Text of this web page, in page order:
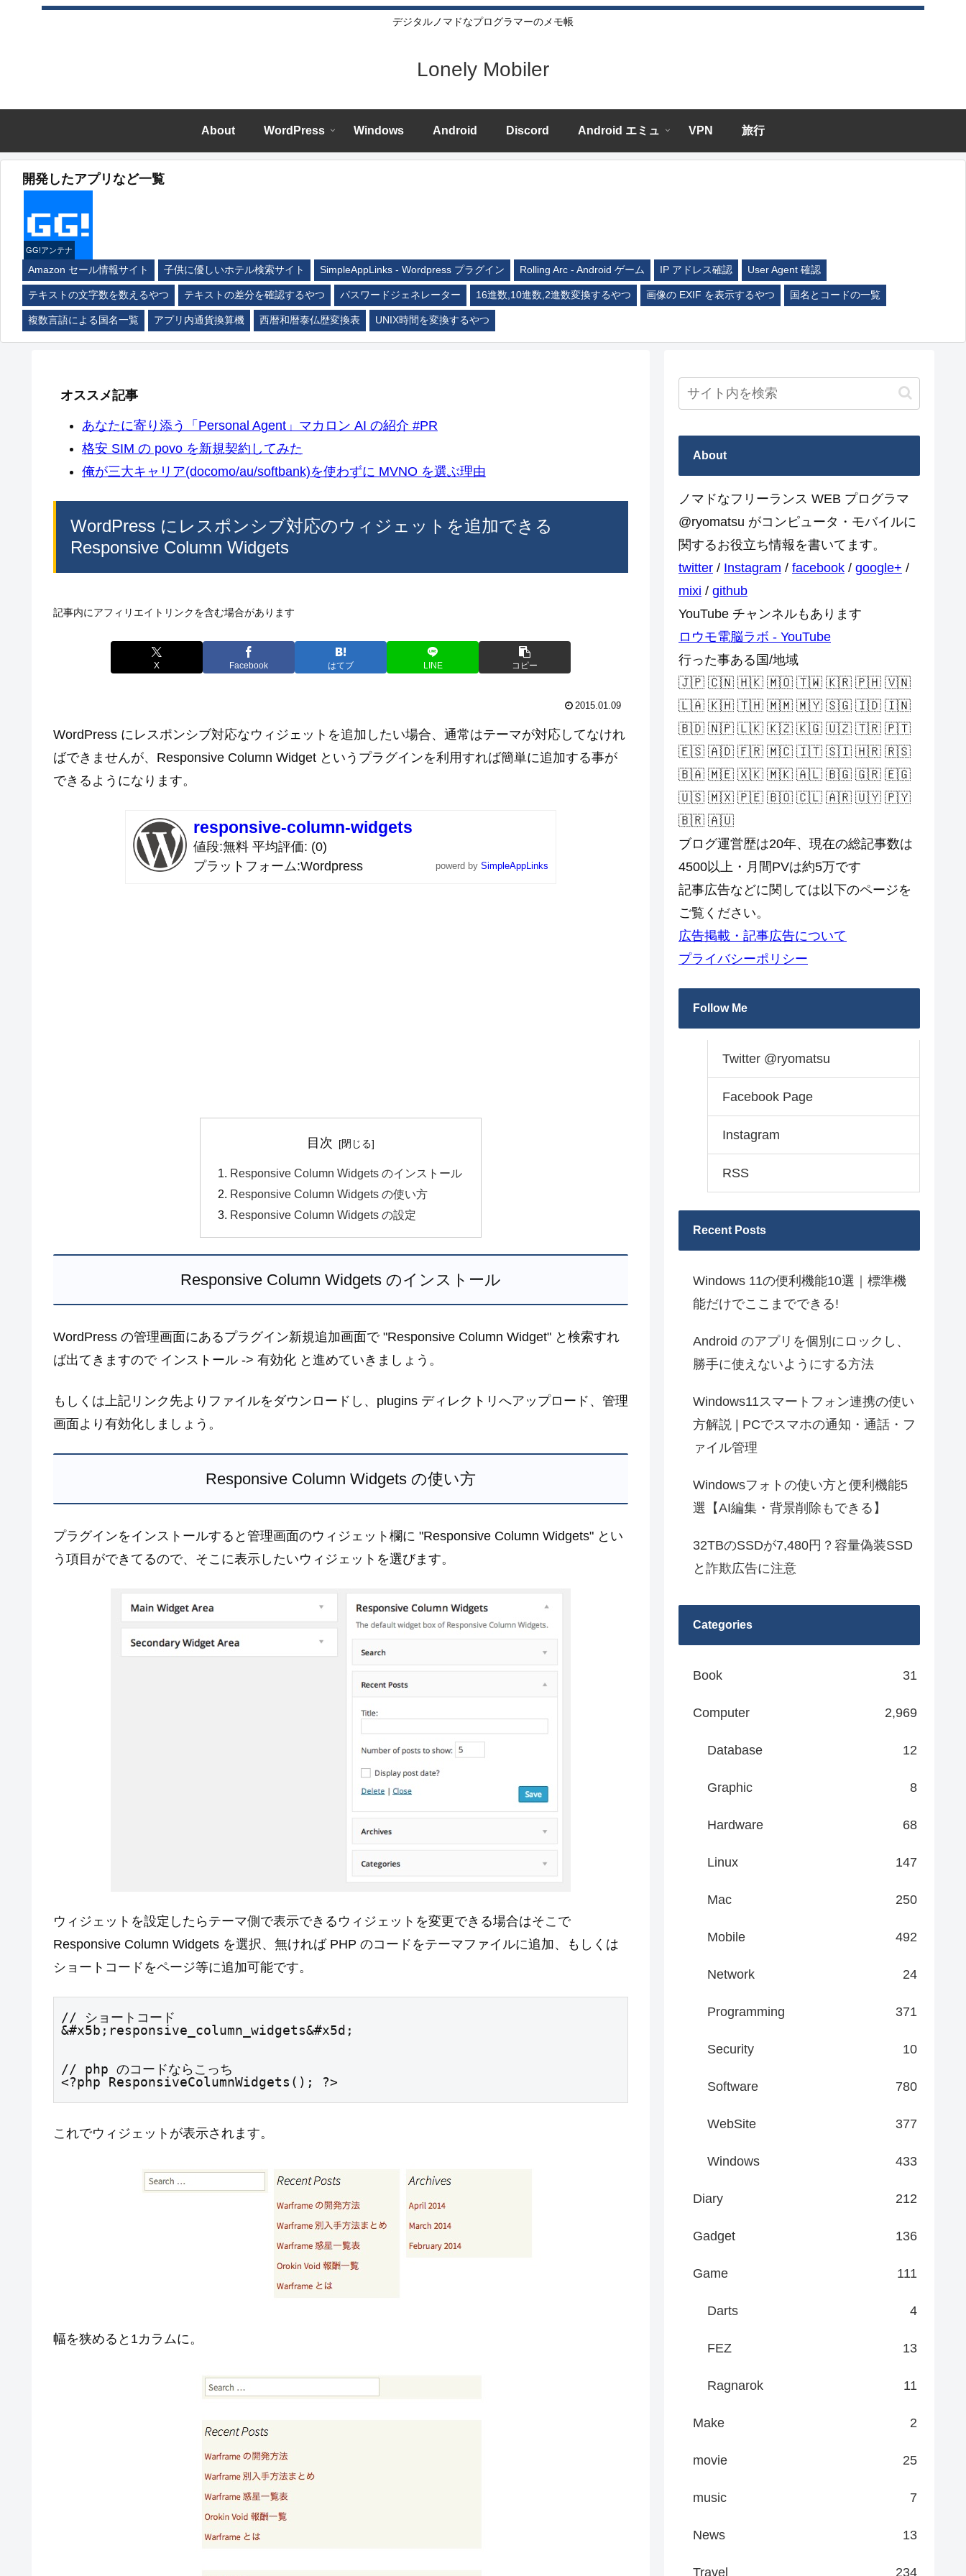
デジタルノマドなプログラマーのメモ帳
Lonely Mobiler
About WordPress Windows Android Discord Android エミュ VPN 旅行
開発したアプリなど一覧
GG!アンテナ
Amazon セール情報サイト 子供に優しいホテル検索サイト SimpleAppLinks - Wordpress プラグイン Rolling Arc - Android ゲーム IP アドレス確認 User Agent 確認
テキストの文字数を数えるやつ テキストの差分を確認するやつ パスワードジェネレーター 16進数,10進数,2進数変換するやつ 画像の EXIF を表示するやつ 国名とコードの一覧
複数言語による国名一覧 アプリ内通貨換算機 西暦和暦泰仏歴変換表 UNIX時間を変換するやつ
オススメ記事
あなたに寄り添う「Personal Agent」マカロン AI の紹介 #PR
格安 SIM の povo を新規契約してみた
俺が三大キャリア(docomo/au/softbank)を使わずに MVNO を選ぶ理由
WordPress にレスポンシブ対応のウィジェットを追加できる
Responsive Column Widgets
記事内にアフィリエイトリンクを含む場合があります
X Facebook はてブ LINE コピー
2015.01.09
WordPress にレスポンシブ対応なウィジェットを追加したい場合、通常はテーマが対応してなけれ
ばできませんが、Responsive Column Widget というプラグインを利用すれば簡単に追加する事が
できるようになります。
responsive-column-widgets
値段 無料 平均評価 (0)
プラットフォーム Wordpress powerd by SimpleAppLinks
目次
Responsive Column Widgets のインストール
Responsive Column Widgets の使い方
Responsive Column Widgets の設定
Responsive Column Widgets のインストール
WordPress の管理画面にあるプラグイン新規追加画面で "Responsive Column Widget" と検索すれ
ば出てきますので インストール -> 有効化 と進めていきましょう。
もしくは上記リンク先よりファイルをダウンロードし、plugins ディレクトリへアップロード、管理
画面より有効化しましょう。
Responsive Column Widgets の使い方
プラグインをインストールすると管理画面のウィジェット欄に "Responsive Column Widgets" とい
う項目ができてるので、そこに表示したいウィジェットを選びます。
ウィジェットを設定したらテーマ側で表示できるウィジェットを変更できる場合はそこで
Responsive Column Widgets を選択、無ければ PHP のコードをテーマファイルに追加、もしくは
ショートコードをページ等に追加可能です。
// ショートコード
&#x5b;responsive_column_widgets&#x5d;
// php のコードならこっち
<?php ResponsiveColumnWidgets(); ?>
これでウィジェットが表示されます。
幅を狭めると1カラムに。
About
ノマドなフリーランス WEB プログラマ
@ryomatsu がコンピュータ・モバイルに
関するお役立ち情報を書いてます。
twitter / Instagram / facebook / google+ /
mixi / github
YouTube チャンネルもあります
ロウモ電脳ラボ - YouTube
行った事ある国/地域
🇯🇵 🇨🇳 🇭🇰 🇲🇴 🇹🇼 🇰🇷 🇵🇭 🇻🇳
🇱🇦 🇰🇭 🇹🇭 🇲🇲 🇲🇾 🇸🇬 🇮🇩 🇮🇳
🇧🇩 🇳🇵 🇱🇰 🇰🇿 🇰🇬 🇺🇿 🇹🇷 🇵🇹
🇪🇸 🇦🇩 🇫🇷 🇲🇨 🇮🇹 🇸🇮 🇭🇷 🇷🇸
🇧🇦 🇲🇪 🇽🇰 🇲🇰 🇦🇱 🇧🇬 🇬🇷 🇪🇬
🇺🇸 🇲🇽 🇵🇪 🇧🇴 🇨🇱 🇦🇷 🇺🇾 🇵🇾
🇧🇷 🇦🇺
ブログ運営歴は20年、現在の総記事数は
4500以上・月間PVは約5万です
記事広告などに関しては以下のページを
ご覧ください。
広告掲載・記事広告について
プライバシーポリシー
Follow Me
Twitter @ryomatsu
Facebook Page
Instagram
RSS
Recent Posts
Windows 11の便利機能10選｜標準機
能だけでここまでできる!
Android のアプリを個別にロックし、
勝手に使えないようにする方法
Windows11スマートフォン連携の使い
方解説 | PCでスマホの通知・通話・フ
ァイル管理
Windowsフォトの使い方と便利機能5
選【AI編集・背景削除もできる】
32TBのSSDが7,480円？容量偽装SSD
と詐欺広告に注意
Categories
Book 31
Computer 2,969
Database 12
Graphic 8
Hardware 68
Linux 147
Mac 250
Mobile 492
Network 24
Programming 371
Security 10
Software 780
WebSite 377
Windows 433
Diary 212
Gadget 136
Game 111
Darts 4
FEZ 13
Ragnarok 11
Make 2
movie 25
music 7
News 13
Travel 234